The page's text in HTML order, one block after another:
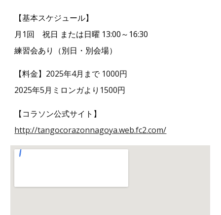
【基本スケジュール】
月1回 祝日 または日曜 13:00～16:30
練習会あり（別日・別会場）
【料金】2025年4月まで 1000円
2025年5月ミロンガより1500円
【コラソン公式サイト】
http://tangocorazonnagoya.web.fc2.com/